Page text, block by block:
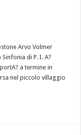
Arvo Volmer
di P. I. A?
a termine in
nel piccolo villaggio